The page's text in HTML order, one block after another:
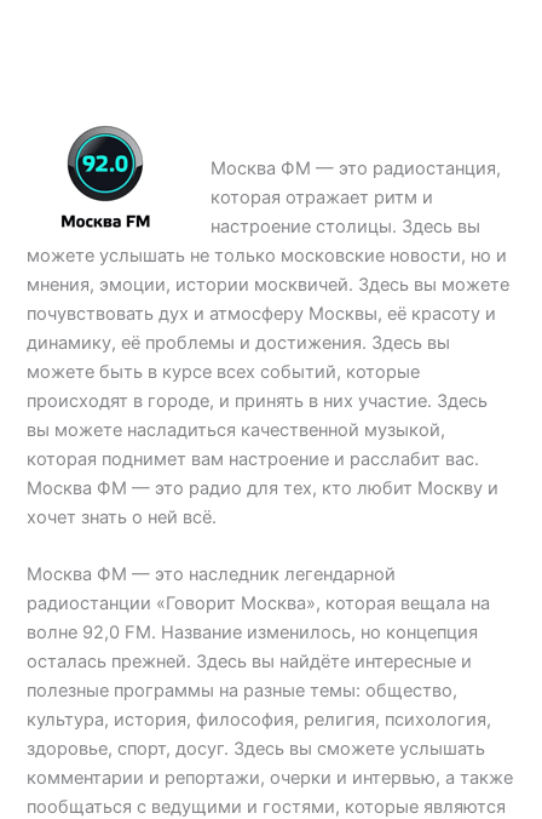
Москва ФМ — это радиостанция,
которая отражает ритм и
настроение столицы. Здесь вы
можете услышать не только московские новости, но и
мнения, эмоции, истории москвичей. Здесь вы можете
почувствовать дух и атмосферу Москвы, её красоту и
динамику, её проблемы и достижения. Здесь вы
можете быть в курсе всех событий, которые
происходят в городе, и принять в них участие. Здесь
вы можете насладиться качественной музыкой,
которая поднимет вам настроение и расслабит вас.
Москва ФМ — это радио для тех, кто любит Москву и
хочет знать о ней всё.
Москва ФМ — это наследник легендарной
радиостанции «Говорит Москва», которая вещала на
волне 92,0 FM. Название изменилось, но концепция
осталась прежней. Здесь вы найдёте интересные и
полезные программы на разные темы: общество,
культура, история, философия, религия, психология,
здоровье, спорт, досуг. Здесь вы сможете услышать
комментарии и репортажи, очерки и интервью, а также
пообщаться с ведущими и гостями, которые являются